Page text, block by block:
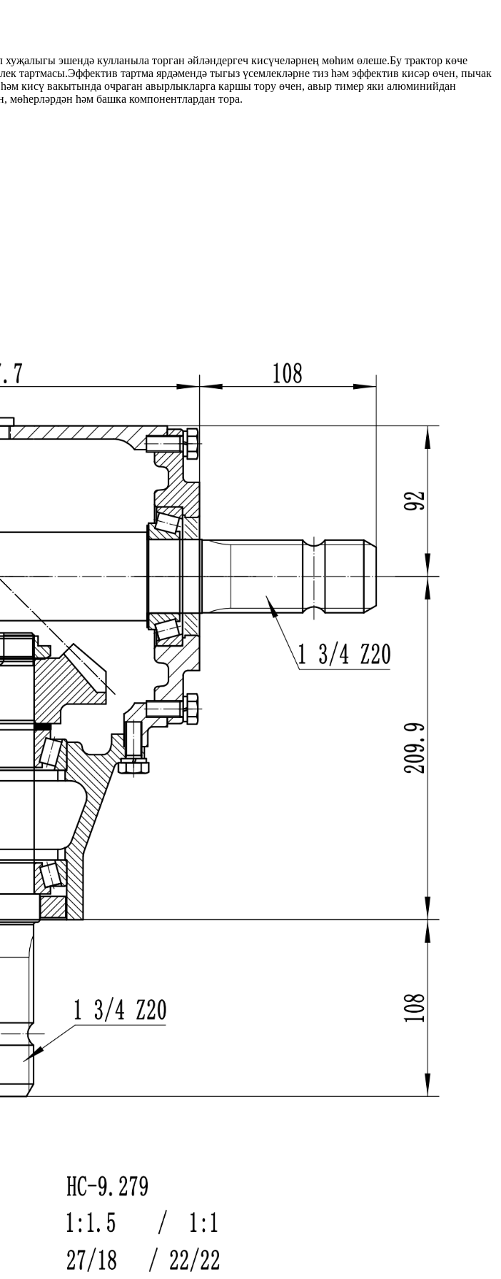
эшендә кулланыла торган әйләндергеч кисүчеләрнең мөһим өлеше.Бу трактор көче
тартмасы.Эффектив тартма ярдәмендә тыгыз үсемлекләрне тиз һәм эффектив кисәр өчен, пычак
кисү вакытында очраган авырлыкларга каршы тору өчен, авыр тимер яки алюминийдан
мөһерләрдән һәм башка компонентлардан тора.